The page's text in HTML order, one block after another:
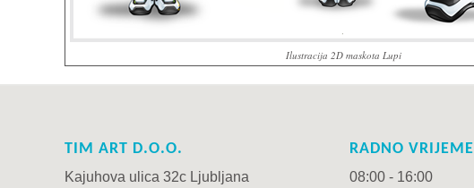
Ilustracija 2D maskota Lupi
TIM ART D.O.O.
Kajuhova ulica 32c Ljubljana
RADNO VRIJEME
08:00 - 16:00